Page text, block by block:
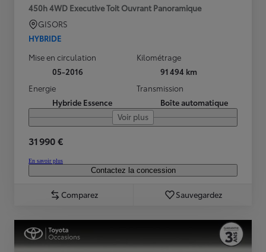
450h 4WD Executive Toit Ouvrant Panoramique
GISORS
HYBRIDE
Mise en circulation
05-2016
Kilométrage
91 494 km
Energie
Hybride Essence
Transmission
Boîte automatique
Voir plus
31 990 €
En savoir plus
Contactez la concession
Comparez Sauvegardez